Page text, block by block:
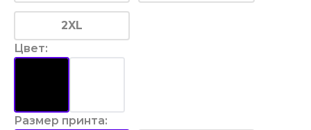
2XL
Цвет:
Размер принта: